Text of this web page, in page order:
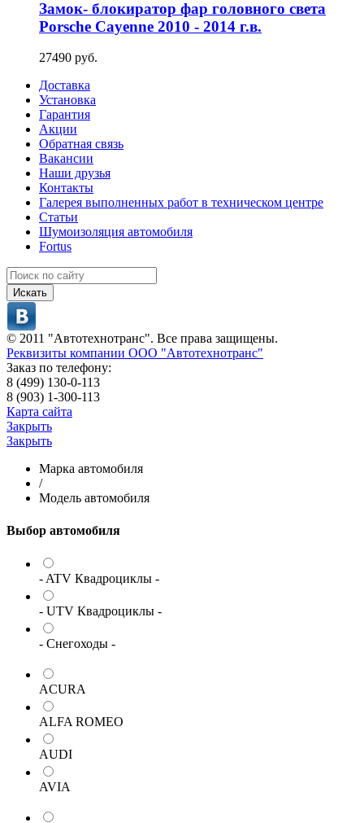
Замок- блокиратор фар головного света
Porsche Cayenne 2010 - 2014 г.в.
27490 руб.
Доставка
Установка
Гарантия
Акции
Обратная связь
Вакансии
Наши друзья
Контакты
Галерея выполненных работ в техническом центре
Статьи
Шумоизоляция автомобиля
Fortus
Искать
© 2011 "Автотехнотранс". Все права защищены.
Реквизиты компании ООО "Автотехнотранс"
Заказ по телефону:
8 (499) 130-0-113
8 (903) 1-300-113
Карта сайта
Закрыть
Закрыть
Марка автомобиля
/
Модель автомобиля
Выбор автомобиля
- ATV Квадроциклы -
- UTV Квадроциклы -
- Снегоходы -
ACURA
ALFA ROMEO
AUDI
AVIA